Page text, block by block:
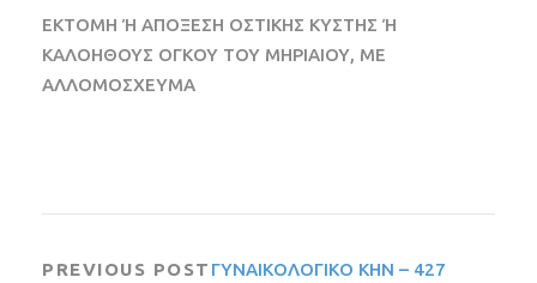
ΕΚΤΟΜΗ Ή ΑΠΟΞΕΣΗ ΟΣΤΙΚΗΣ ΚΥΣΤΗΣ Ή
ΚΑΛΟΗΘΟΥΣ ΟΓΚΟΥ ΤΟΥ ΜΗΡΙΑΙΟΥ, ΜΕ
ΑΛΛΟΜΟΣΧΕΥΜΑ
PREVIOUS POST ΓΥΝΑΙΚΟΛΟΓΙΚΟ ΚΗΝ – 427